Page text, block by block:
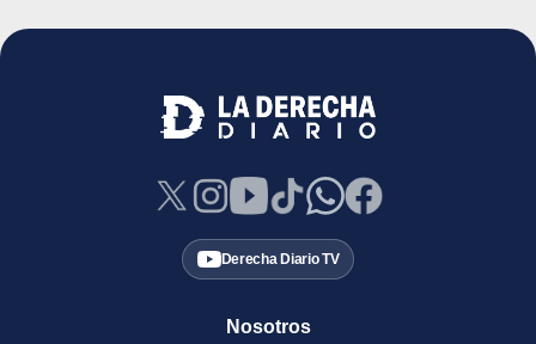
Derecha Diario TV
Nosotros